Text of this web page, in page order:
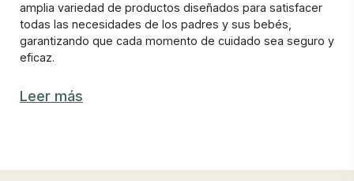
amplia variedad de productos diseñados para satisfacer
todas las necesidades de los padres y sus bebés,
garantizando que cada momento de cuidado sea seguro y
eficaz.
Los mejores artículos de higiene y salud
para bebé: ¿cuáles elegir?
a la variedad de opciones disponibles. En Pinpi, nos
Leer más